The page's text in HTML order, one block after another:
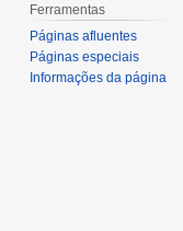
Ferramentas
Páginas afluentes
Páginas especiais
Informações da página